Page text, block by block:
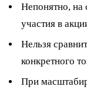
Непонятно, на
участия в
Нельзя
конкретного
При